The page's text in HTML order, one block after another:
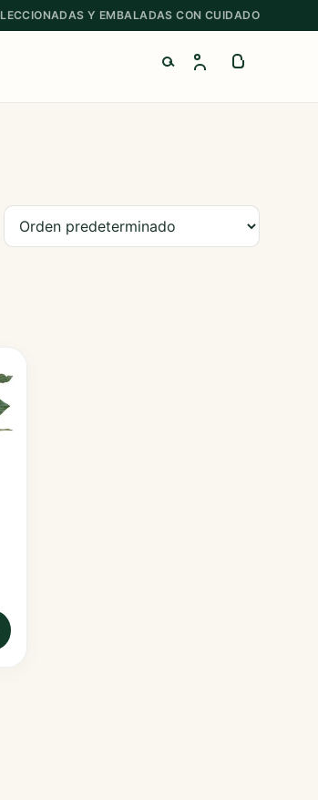
Y EMBALADAS CON CUIDADO
Ordenar productos